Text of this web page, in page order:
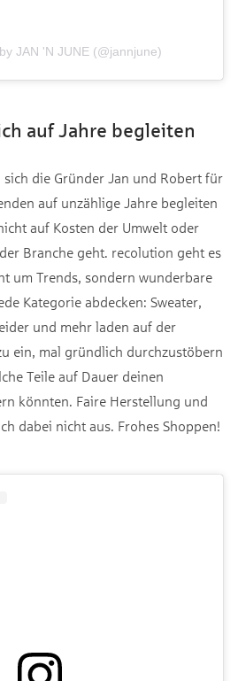
JAN 'N JUNE (@jannjune)
auf Jahre begleiten
die Gründer Jan und Robert für
auf unzählige Jahre begleiten
auf Kosten der Umwelt oder
Branche geht. recolution geht es
um Trends, sondern wunderbare
Kategorie abdecken: Sweater,
und mehr laden auf der
ein, mal gründlich durchzustöbern
Teile auf Dauer deinen
könnten. Faire Herstellung und
dabei nicht aus. Frohes Shoppen!